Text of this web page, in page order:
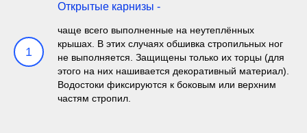
1
Открытые карнизы -
чаще всего выполненные на неутеплённых
крышах. В этих случаях обшивка стропильных ног
не выполняется. Защищены только их торцы (для
этого на них нашивается декоративный материал).
Водостоки фиксируются к боковым или верхним
частям стропил.